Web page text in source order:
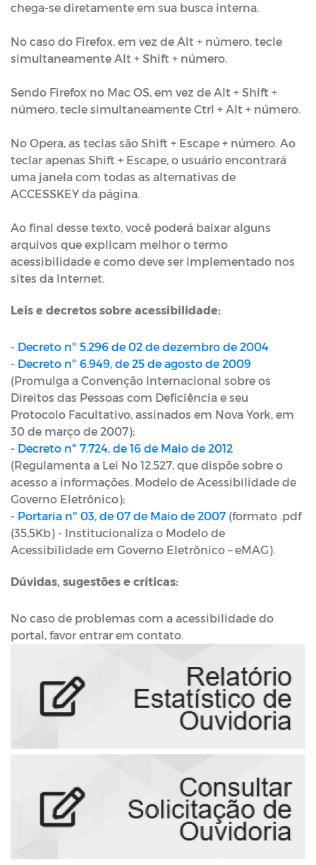
chega-se diretamente em sua busca interna.
No caso do Firefox, em vez de Alt + número, tecle
simultaneamente Alt + Shift + número.
Sendo Firefox no Mac OS, em vez de Alt + Shift +
número, tecle simultaneamente Ctrl + Alt + número.
No Opera, as teclas são Shift + Escape + número. Ao
teclar apenas Shift + Escape, o usuário encontrará
uma janela com todas as alternativas de
ACCESSKEY da página.
Ao final desse texto, você poderá baixar alguns
arquivos que explicam melhor o termo
acessibilidade e como deve ser implementado nos
sites da Internet.
Leis e decretos sobre acessibilidade:
- Decreto nº 5.296 de 02 de dezembro de 2004
- Decreto nº 6.949, de 25 de agosto de 2009
(Promulga a Convenção Internacional sobre os
Direitos das Pessoas com Deficiência e seu
Protocolo Facultativo, assinados em Nova York, em
30 de março de 2007);
- Decreto nº 7.724, de 16 de Maio de 2012
(Regulamenta a Lei No 12.527, que dispõe sobre o
acesso a informações. Modelo de Acessibilidade de
Governo Eletrônico);
- Portaria nº 03, de 07 de Maio de 2007 (formato .pdf
(35,5Kb) - Institucionaliza o Modelo de
Acessibilidade em Governo Eletrônico – eMAG).
Dúvidas, sugestões e críticas:
No caso de problemas com a acessibilidade do
portal, favor entrar em contato.